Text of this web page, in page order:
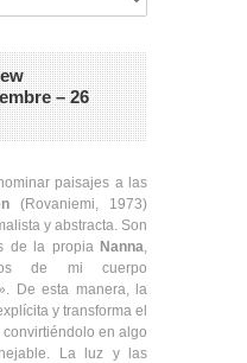
– 26
paisajes a las
(Rovaniemi, 1973)
y abstracta. Son
de la propia Nanna,
de mi cuerpo
De esta manera, la
y transforma el
en algo
La luz y las